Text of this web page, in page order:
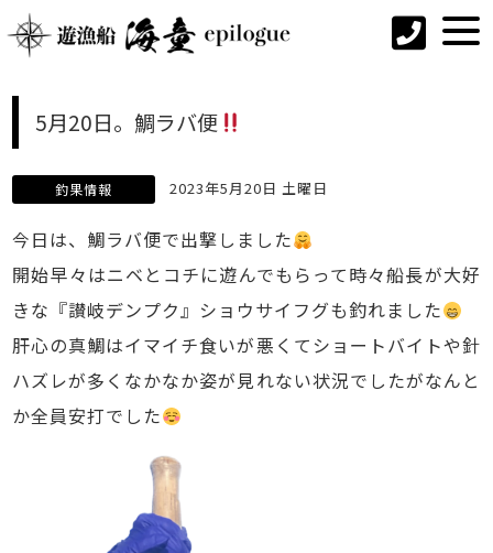
5月20日。鯛ラバ便
釣果情報 2023年5月20日 土曜日
今日は、鯛ラバ便で出撃しました
開始早々はニベとコチに遊んでもらって時々船長が大好
きな『讃岐デンプク』ショウサイフグも釣れました
肝心の真鯛はイマイチ食いが悪くてショートバイトや針
ハズレが多くなかなか姿が見れない状況でしたがなんと
か全員安打でした